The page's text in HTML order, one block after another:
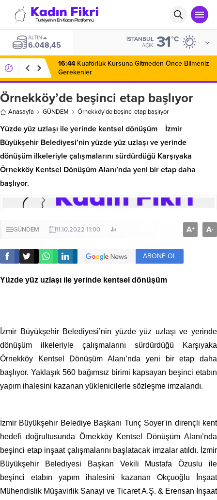
ALTIN
6.048,45
İSTANBUL
AÇIK 31°C
16:44 Kuaförlük Kursuna Gitmeden Önce Bilmeniz
Gerekenler
Örnekköy’de beşinci etap başlıyor
Anasayfa GÜNDEM Örnekköy’de beşinci etap başlıyor
Yüzde yüz uzlaşı ile yerinde kentsel dönüşüm İzmir
Büyükşehir Belediyesi’nin yüzde yüz uzlaşı ve yerinde
dönüşüm ilkeleriyle çalışmalarını sürdürdüğü Karşıyaka
Örnekköy Kentsel Dönüşüm Alanı’nda yeni bir etap daha
başlıyor.
GÜNDEM 11.10.2022 11:00 A+ A-
ABONE OL
Yüzde yüz uzlaşı ile yerinde kentsel dönüşüm
İzmir Büyükşehir Belediyesi’nin yüzde yüz uzlaşı ve yerinde
dönüşüm ilkeleriyle çalışmalarını sürdürdüğü Karşıyaka
Örnekköy Kentsel Dönüşüm Alanı’nda yeni bir etap daha
başlıyor. Yaklaşık 560 bağımsız birimi kapsayan beşinci etabın
yapım ihalesini kazanan yüklenicilerle sözleşme imzalandı.
İzmir Büyükşehir Belediye Başkanı Tunç Soyer'in dirençli kent
hedefi doğrultusunda Örnekköy Kentsel Dönüşüm Alanı’nda
beşinci etap inşaat çalışmalarını başlatacak imzalar atıldı. İzmir
Büyükşehir Belediyesi Başkan Vekili Mustafa Özuslu ile
beşinci etabın yapım ihalesini kazanan Okçuoğlu İnşaat
Mühendislik Müşavirlik Sanayi ve Ticaret A.Ş. & Erensan İnşaat